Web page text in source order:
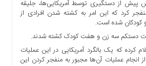
پیش از دستگیری توسط آمریکایی‌ها، جلیقه
کرد که این امر به کشته شدن افرادی از
کودکان شده است.
دستکم سه زن و هفت کودک کشته شدند.
کرده که یک بالگرد آمریکایی در این عملیات
عملیات آن‌ها مجبور به منفجر کردن این